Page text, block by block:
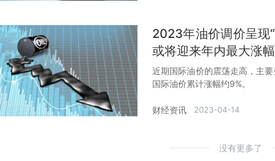
2023年油价调价呈现
或将迎来年内最大涨幅
近期国际油价的震荡走高，主
国际油价累计涨幅约9%。
财经资讯 2023-04-14
没有更多了